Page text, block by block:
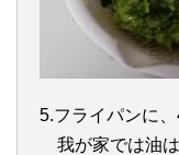
5.フライパンに
我が家では油